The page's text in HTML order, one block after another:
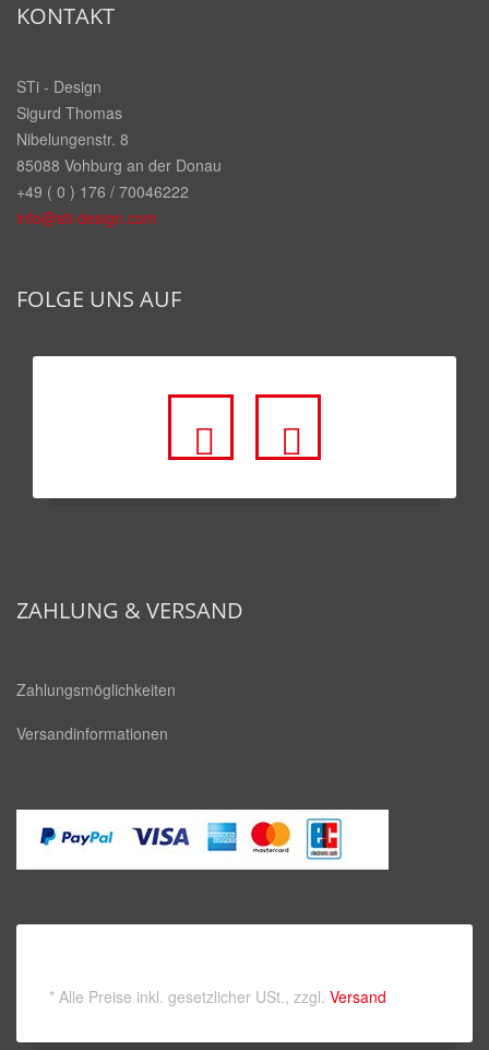
KONTAKT
STi - Design
Sigurd Thomas
Nibelungenstr. 8
85088 Vohburg an der Donau
+49 ( 0 ) 176 / 70046222
info@sti-design.com
FOLGE UNS AUF
square
ZAHLUNG & VERSAND
Zahlungsmöglichkeiten
Versandinformationen
* Alle Preise inkl. gesetzlicher USt., zzgl. Versand